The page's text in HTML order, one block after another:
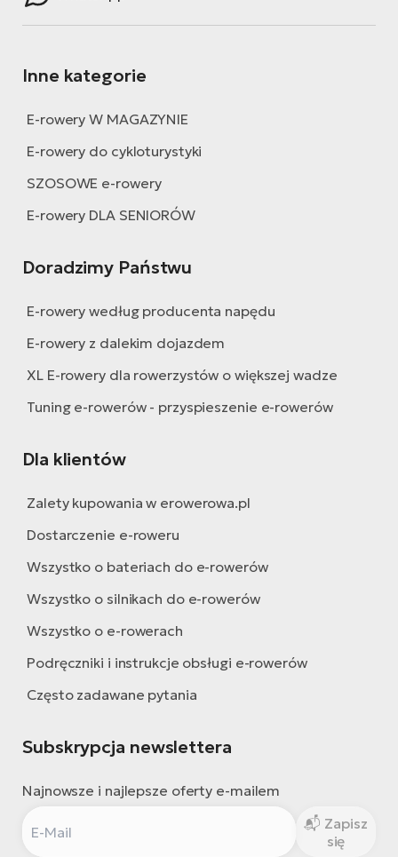
Inne kategorie
E-rowery W MAGAZYNIE
E-rowery do cykloturystyki
SZOSOWE e-rowery
E-rowery DLA SENIORÓW
Doradzimy Państwu
E-rowery według producenta napędu
E-rowery z dalekim dojazdem
XL E-rowery dla rowerzystów o większej wadze
Tuning e-rowerów - przyspieszenie e-rowerów
Dla klientów
Zalety kupowania w erowerowa.pl
Dostarczenie e-roweru
Wszystko o bateriach do e-rowerów
Wszystko o silnikach do e-rowerów
Wszystko o e-rowerach
Podręczniki i instrukcje obsługi e-rowerów
Często zadawane pytania
Subskrypcja newslettera
Najnowsze i najlepsze oferty e-mailem
się